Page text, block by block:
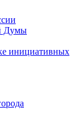
Думы
инициативных